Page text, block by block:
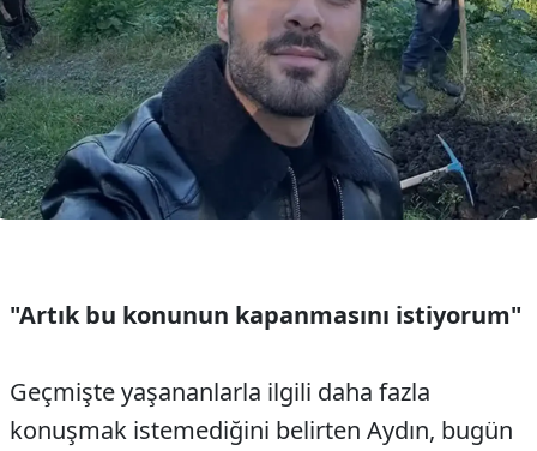
"Artık bu konunun kapanmasını istiyorum"
Geçmişte yaşananlarla ilgili daha fazla
konuşmak istemediğini belirten Aydın, bugün